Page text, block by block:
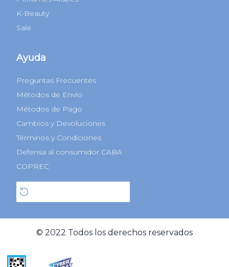
K-Beauty
Sale
Ayuda
Preguntas Frecuentes
Métodos de Envío
Métodos de Pago
Cambios y Devoluciones
Términos y Condiciones
Defensa al consumidor CABA
COPREC
© 2022 Todos los derechos reservados